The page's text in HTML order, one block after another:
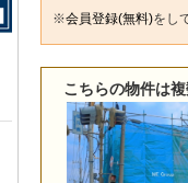
※会員登録(無料)をし
こちらの物件は